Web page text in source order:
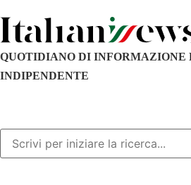
QUOTIDIANO DI INFORMAZIONE
INDIPENDENTE